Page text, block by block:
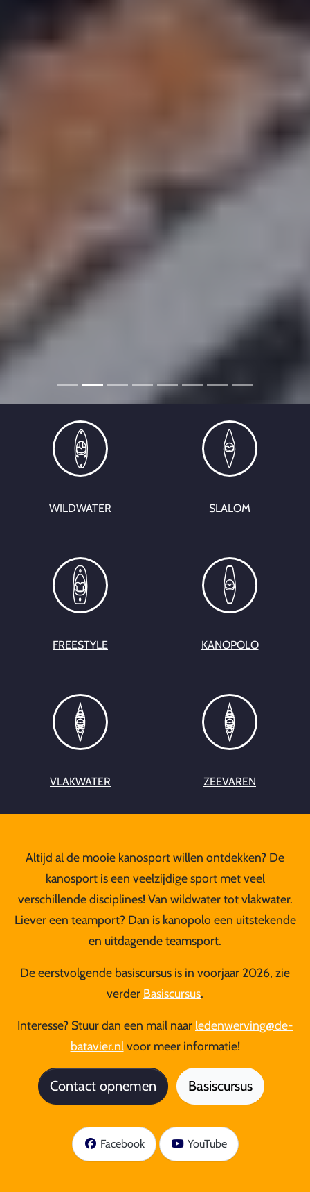
WILDWATER SLALOM
FREESTYLE KANOPOLO
VLAKWATER ZEEVAREN
Altijd al de mooie kanosport willen ontdekken? De
kanosport is een veelzijdige sport met veel
verschillende disciplines! Van wildwater tot vlakwater.
Liever een teamport? Dan is kanopolo een uitstekende
en uitdagende teamsport.
De eerstvolgende basiscursus is in voorjaar 2026, zie
verder Basiscursus.
Interesse? Stuur dan een mail naar ledenwerving@de-
batavier.nlvoor meer informatie!
Contact opnemen Basiscursus
Facebook YouTube